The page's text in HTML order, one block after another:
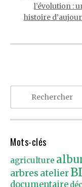
l’évolution :
histoire
Mots-clés
agriculture
arbres atelier
documentaire